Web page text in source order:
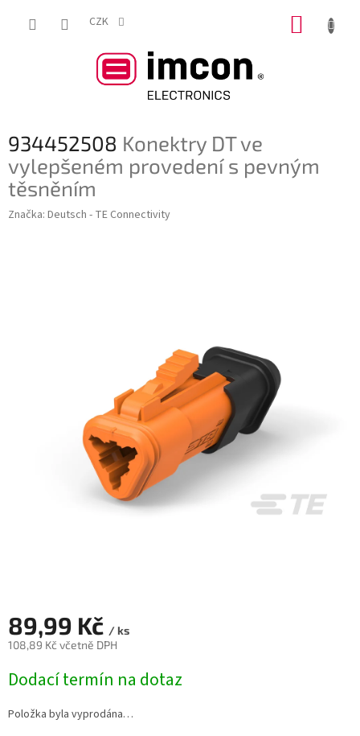
CZK
934452508 Konektry DT ve
vylepšeném provedení s pevným
těsněním
Značka: Deutsch - TE Connectivity
89,99 Kč / ks
108,89 Kč včetně DPH
cena:
Dodací termín na dotaz
Položka byla vyprodána…